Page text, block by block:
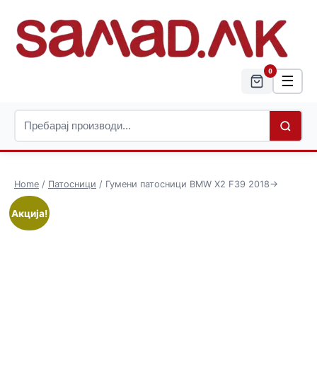
0
☰
Home / Патосници / Гумени патосници BMW X2 F39 2018->
Акција!